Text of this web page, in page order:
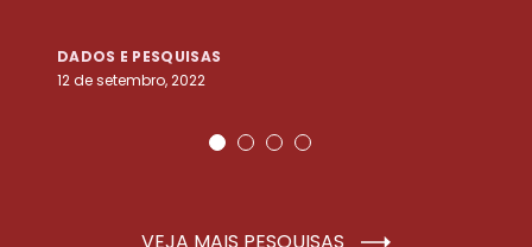
DADOS E PESQUISAS
12 de setembro, 2022
VEJA MAIS PESQUISAS